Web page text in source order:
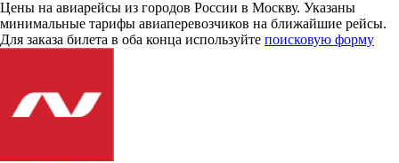
Цены на авиарейсы из городов России в Москву. Указаны
минимальные тарифы авиаперевозчиков на ближайшие рейсы.
Для заказа билета в оба конца используйте поисковую форму